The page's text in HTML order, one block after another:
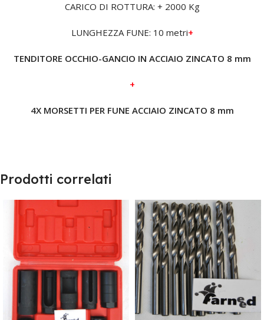
CARICO DI ROTTURA: + 2000 Kg
LUNGHEZZA FUNE: 10 metri+
TENDITORE OCCHIO-GANCIO IN ACCIAIO ZINCATO 8 mm
+
4X MORSETTI PER FUNE ACCIAIO ZINCATO 8 mm
Prodotti correlati